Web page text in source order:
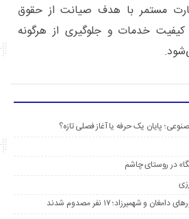
مستمر با هدف صیانت از حقوق
کیفیت خدمات و جلوگیری از هرگونه
پایان یک حرفه یا آغاز فصلی تازه؟
در روستای چاشم
شهمیرزاد؛ ۱۷ نفر مصدوم شدند